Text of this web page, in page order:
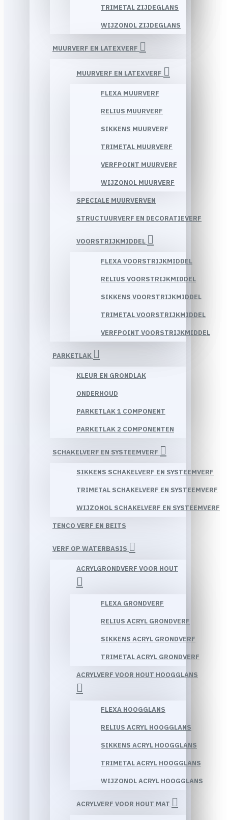
TRIMETAL ZIJDEGLANS
WIJZONOL ZIJDEGLANS
MUURVERF EN LATEXVERF
MUURVERF EN LATEXVERF
FLEXA MUURVERF
RELIUS MUURVERF
SIKKENS MUURVERF
TRIMETAL MUURVERF
VERFPOINT MUURVERF
WIJZONOL MUURVERF
SPECIALE MUURVERVEN
STRUCTUURVERF EN DECORATIEVERF
VOORSTRIJKMIDDEL
FLEXA VOORSTRIJKMIDDEL
RELIUS VOORSTRIJKMIDDEL
SIKKENS VOORSTRIJKMIDDEL
TRIMETAL VOORSTRIJKMIDDEL
VERFPOINT VOORSTRIJKMIDDEL
PARKETLAK
KLEUR EN GRONDLAK
ONDERHOUD
PARKETLAK 1 COMPONENT
PARKETLAK 2 COMPONENTEN
SCHAKELVERF EN SYSTEEMVERF
SIKKENS SCHAKELVERF EN SYSTEEMVERF
TRIMETAL SCHAKELVERF EN SYSTEEMVERF
WIJZONOL SCHAKELVERF EN SYSTEEMVERF
TENCO VERF EN BEITS
VERF OP WATERBASIS
ACRYLGRONDVERF VOOR HOUT
FLEXA GRONDVERF
RELIUS ACRYL GRONDVERF
SIKKENS ACRYL GRONDVERF
TRIMETAL ACRYL GRONDVERF
ACRYLVERF VOOR HOUT HOOGGLANS
FLEXA HOOGGLANS
RELIUS ACRYL HOOGGLANS
SIKKENS ACRYL HOOGGLANS
TRIMETAL ACRYL HOOGGLANS
WIJZONOL ACRYL HOOGGLANS
ACRYLVERF VOOR HOUT MAT